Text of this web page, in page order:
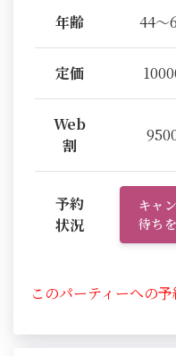
年齢 44～
定価
Web
割
予約
状況
キャ
待ち
このパーティーへの予